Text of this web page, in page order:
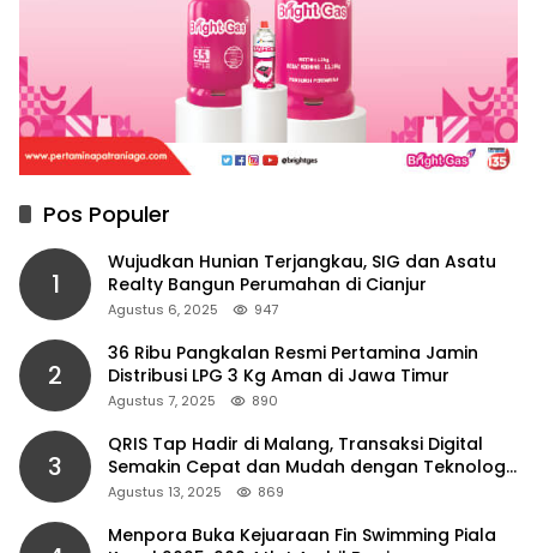
Pos Populer
1
Wujudkan Hunian Terjangkau, SIG dan Asatu
Realty Bangun Perumahan di Cianjur
Agustus 6, 2025 947
2
36 Ribu Pangkalan Resmi Pertamina Jamin
Distribusi LPG 3 Kg Aman di Jawa Timur
Agustus 7, 2025 890
3
QRIS Tap Hadir di Malang, Transaksi Digital
Semakin Cepat dan Mudah dengan Teknologi
NFC
Agustus 13, 2025 869
Menpora Buka Kejuaraan Fin Swimming Piala